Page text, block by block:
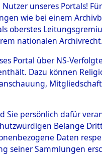
14Akten
unseres Portals!
wie bei einem
oberstes
nationalen
Portal über NS-
Dazu können
Sie persönlich dafür
Belange
Daten
seiner Sammlungen